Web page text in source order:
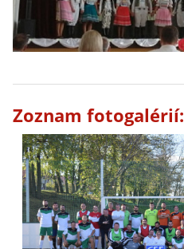
Zoznam fotogalérií: